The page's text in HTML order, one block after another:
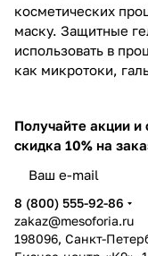
косметических
маску. Защитные
использовать в
как микротоки,
Получайте акции
скидка 10% на
8 (800) 555-92-86
zakaz@mesoforia.ru
198096, Санкт-